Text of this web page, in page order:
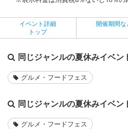
イベント詳細
トップ
開催期間な
同じジャンルの夏休みイベン
グルメ・フードフェス
同じジャンルの夏休みイベン
グルメ・フードフェス